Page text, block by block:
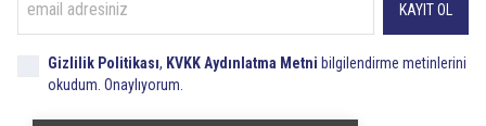
KAYIT OL
Gizlilik Politikası, KVKK Aydınlatma Metni bilgilendirme metinlerini
okudum. Onaylıyorum.